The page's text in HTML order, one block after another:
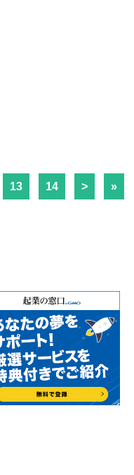
13 14 > »